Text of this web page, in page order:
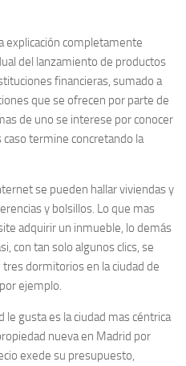
explicación completamente
del lanzamiento de productos
financieras, sumado a
que se ofrecen por parte de
de uno se interese por conocer
caso termine concretando la
se pueden hallar viviendas y
y bolsillos. Lo que mas
adquirir un inmueble, lo demás
con tan solo algunos clics, se
dormitorios en la ciudad de
ejemplo.
le gusta es la ciudad mas céntrica
nueva en Madrid por
exede su presupuesto,